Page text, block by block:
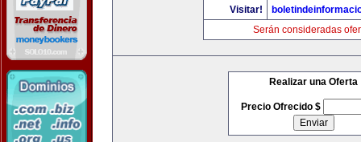
Visitar!
Serán consideradas
Realizar una Oferta
Precio Ofrecido $